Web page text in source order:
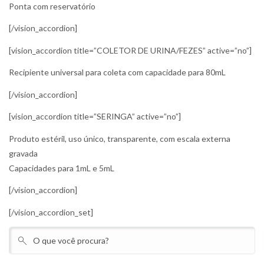
Ponta com reservatório
[/vision_accordion]
[vision_accordion title=”COLETOR DE URINA/FEZES” active=”no”]
Recipiente universal para coleta com capacidade para 80mL
[/vision_accordion]
[vision_accordion title=”SERINGA” active=”no”]
Produto estéril, uso único, transparente, com escala externa
gravada
Capacidades para 1mL e 5mL
[/vision_accordion]
[/vision_accordion_set]